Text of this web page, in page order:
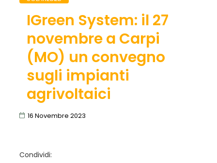
IGreen System: il 27
novembre a Carpi
(MO) un convegno
sugli impianti
agrivoltaici
16 Novembre 2023
Condividi: